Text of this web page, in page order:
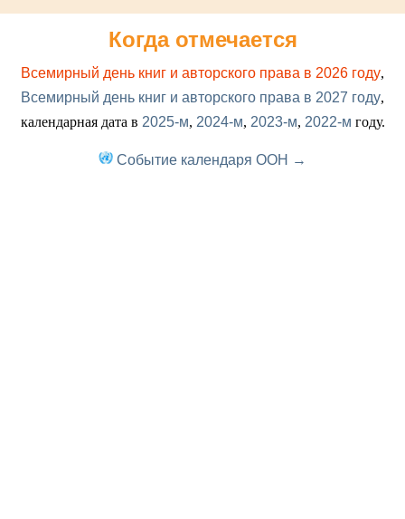
Когда отмечается
Всемирный день книг и авторского права в 2026 году,
Всемирный день книг и авторского права в 2027 году,
календарная дата в 2025-м, 2024-м, 2023-м, 2022-м году.
Событие календаря ООН →